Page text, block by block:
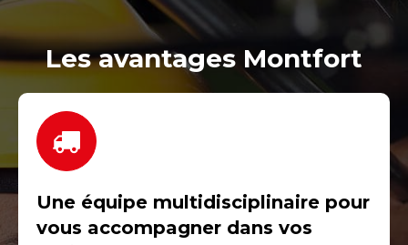
Les avantages Montfort
Une équipe multidisciplinaire pour
vous accompagner dans vos